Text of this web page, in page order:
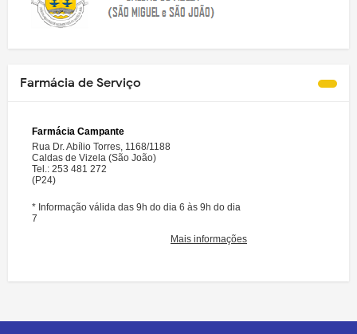
Farmácia de Serviço